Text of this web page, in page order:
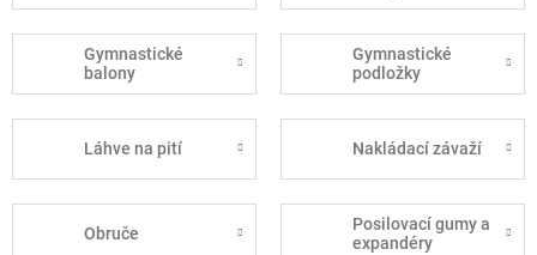
Gymnastické
balony
Gymnastické
podložky
Láhve na pití Nakládací závaží
Obruče
Posilovací gumy a
expandéry